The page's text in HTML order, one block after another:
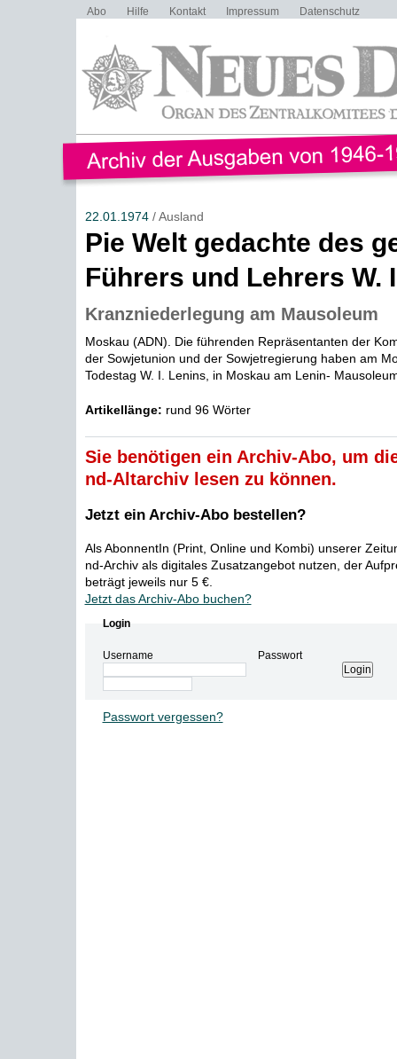
Abo Hilfe Kontakt Impressum Datenschutz
22.01.1974/ Ausland
Pie Welt gedachte des
Führers und Lehrers W.
Kranzniederlegung am Mausoleum
Moskau (ADN). Die führenden Repräsentanten der
der Sowjetunion und der Sowjetregierung haben am
Todestag W. I. Lenins, in Moskau am Lenin-
Artikellänge: rund 96 Wörter
Sie benötigen ein Archiv-Abo, um
nd-Altarchiv lesen zu können.
Jetzt ein Archiv-Abo bestellen?
Als AbonnentIn (Print, Online und Kombi) unserer
nd-Archiv als digitales Zusatzangebot nutzen, der
beträgt jeweils nur 5 €.
Jetzt das Archiv-Abo buchen?
Login
Username Passwort
Passwort vergessen?